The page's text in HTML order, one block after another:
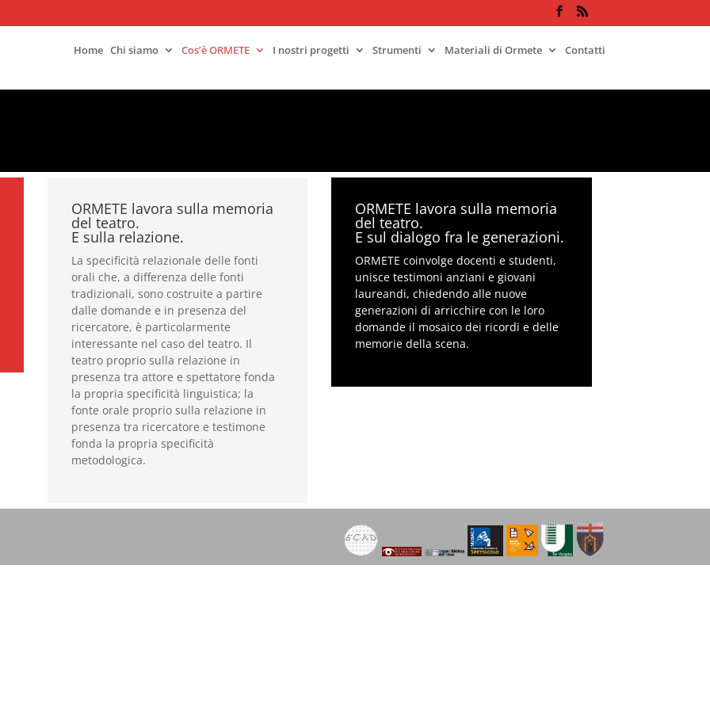
Home Chi siamo Cos’è ORMETE I nostri progetti Strumenti Materiali di Ormete Contatti
ORMETE lavora sulla memoria
del teatro.
E sulla relazione.
La specificità relazionale delle fonti
orali che, a differenza delle fonti
tradizionali, sono costruite a partire
dalle domande e in presenza del
ricercatore, è particolarmente
interessante nel caso del teatro. Il
teatro proprio sulla relazione in
presenza tra attore e spettatore fonda
la propria specificità linguistica; la
fonte orale proprio sulla relazione in
presenza tra ricercatore e testimone
fonda la propria specificità
metodologica.
ORMETE lavora sulla memoria
del teatro.
E sul dialogo fra le generazioni.
ORMETE coinvolge docenti e studenti,
unisce testimoni anziani e giovani
laureandi, chiedendo alle nuove
generazioni di arricchire con le loro
domande il mosaico dei ricordi e delle
memorie della scena.